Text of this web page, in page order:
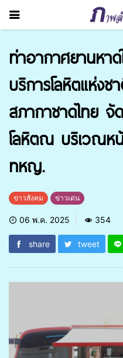
ท่าอากาศยานหา
บริการโลหิตแห่งช
สภากาชาดไทย จั
โลหิตณ บริเวณห
ทหญ.
ข่าวสังคม ข่าวเด่น
06 พ.ค. 2025 354
share tweet